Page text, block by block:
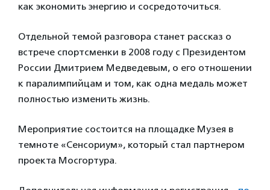
как экономить энергию и сосредоточиться.
Отдельной темой разговора станет рассказ о
встрече спортсменки в 2008 году с Президентом
России Дмитрием Медведевым, о его отношении
к паралимпийцам и том, как одна медаль может
полностью изменить жизнь.
Мероприятие состоится на площадке Музея в
темноте «Сенсориум», который стал партнером
проекта Мосгортура.